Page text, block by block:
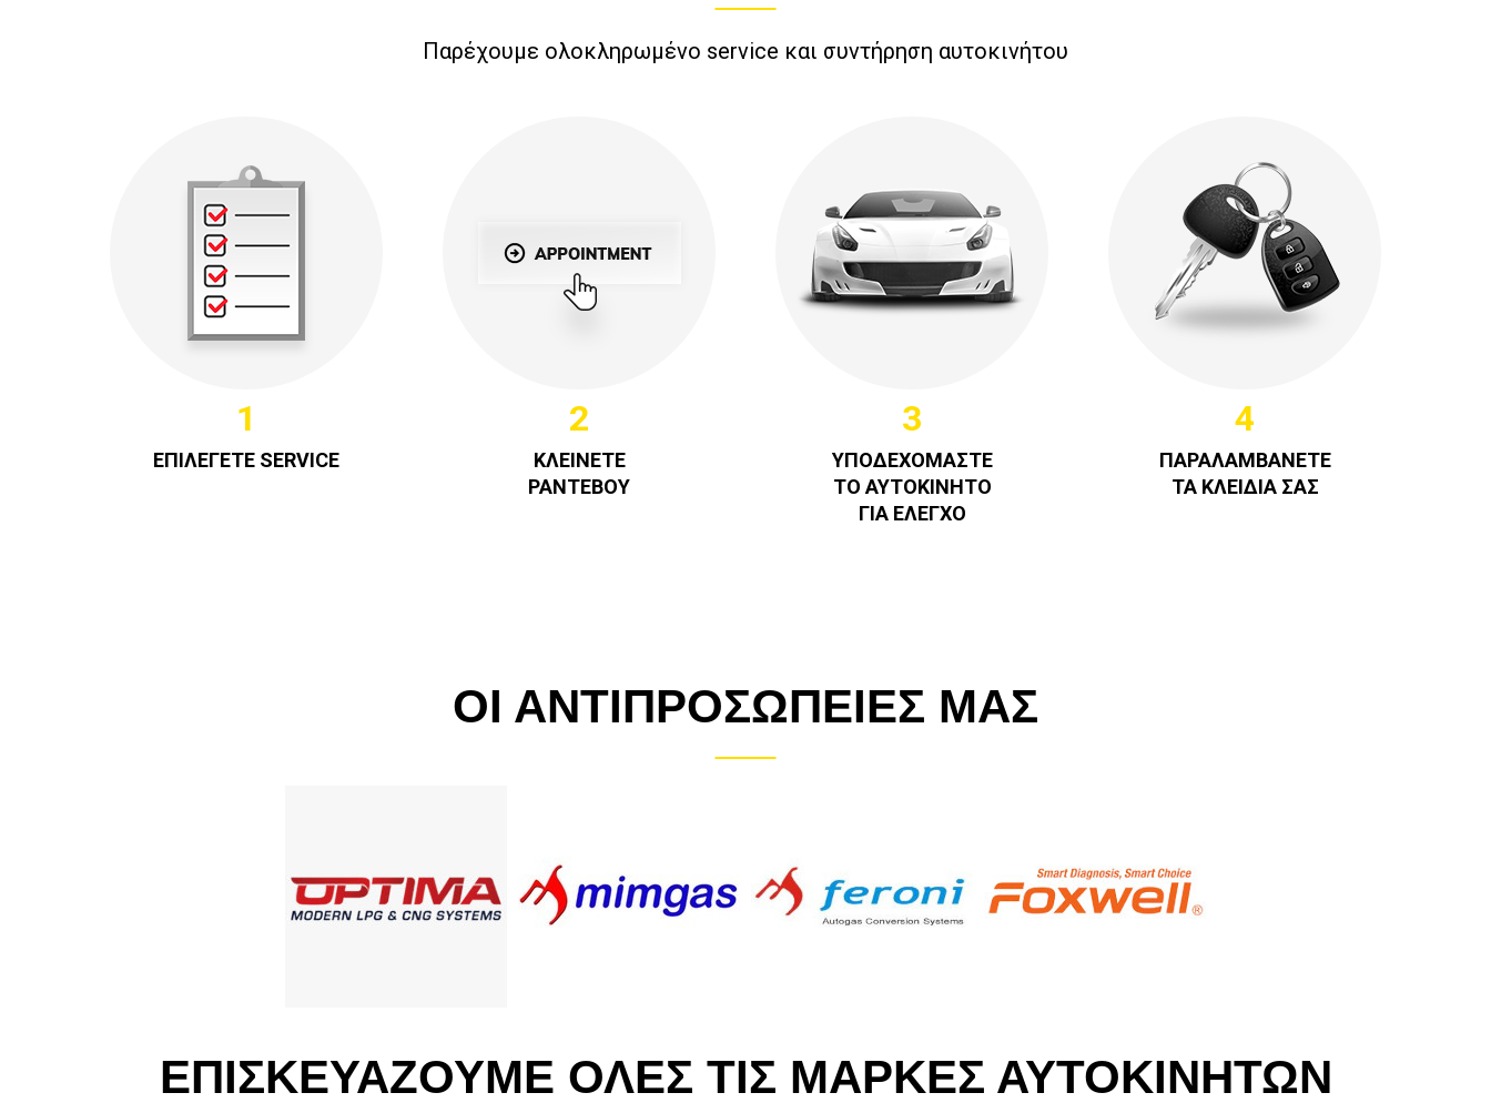
Παρέχουμε ολοκληρωμένο service και συντήρηση αυτοκινήτου
1
ΕΠΙΛΕΓΕΤΕ SERVICE
2
ΚΛΕΙΝΕΤΕ
ΡΑΝΤΕΒΟΥ
3
ΥΠΟΔΕΧΟΜΑΣΤΕ
ΤΟ ΑΥΤΟΚΙΝΗΤΟ
ΓΙΑ ΕΛΕΓΧΟ
4
ΠΑΡΑΛΑΜΒΑΝΕΤΕ
ΤΑ ΚΛΕΙΔΙΑ ΣΑΣ
ΟΙ ΑΝΤΙΠΡΟΣΩΠΕΙΕΣ ΜΑΣ
ΕΠΙΣΚΕΥΑΖΟΥΜΕ ΟΛΕΣ ΤΙΣ ΜΑΡΚΕΣ ΑΥΤΟΚΙΝΗΤΩΝ